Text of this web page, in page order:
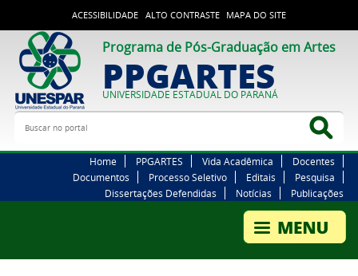
ACESSIBILIDADE ALTO CONTRASTE MAPA DO SITE
Programa de Pós-Graduação em Artes
PPGARTES
UNIVERSIDADE ESTADUAL DO PARANÁ
Buscar no portal
Home PPGARTES Vida Acadêmica
Docentes
Documentos
Processo Seletivo Editais
Pesquisa
Dissertações Defendidas
Notícias Publicações